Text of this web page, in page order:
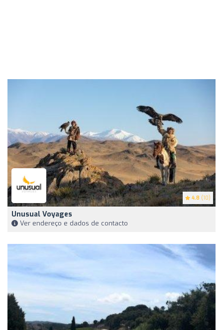
4.8 (10)
Unusual Voyages
Ver endereço e dados de contacto